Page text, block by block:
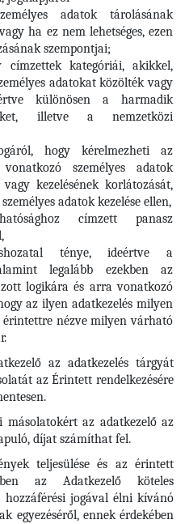
adatok tárolásának
ha ez nem lehetséges, ezen
szempontjai;
címzettek kategóriái, akikkel,
adatokat közölték vagy
különösen a harmadik
illetve a nemzetközi
hogy kérelmezheti az
személyes adatok
kezelésének korlátozását,
adatok kezelése ellen,
címzett panasz
ténye, ideértve a
legalább ezekben az
logikára és arra vonatkozó
az ilyen adatkezelés milyen
érintettre nézve milyen várható
az adatkezelés tárgyát
az Érintett rendelkezésére
az adatkezelő az
díjat számíthat fel.
teljesülése és az érintett
az Adatkezelő köteles
jogával élni kívánó
egyezéséről, ennek érdekében